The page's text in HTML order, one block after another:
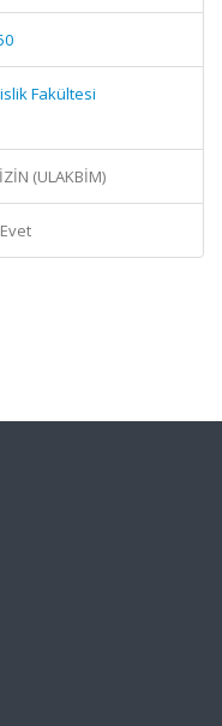
Fakültesi
(ULAKBİM)
Evet